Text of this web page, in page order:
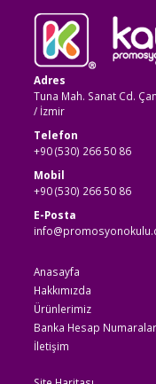
Adres
Tuna Mah. Sanat Cd.
/ İzmir
Telefon
+90 (530) 266 50 86
Mobil
+90 (530) 266 50 86
E-Posta
Anasayfa
Hakkımızda
Ürünlerimiz
Banka Hesap
İletişim